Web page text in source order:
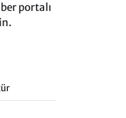
portalı